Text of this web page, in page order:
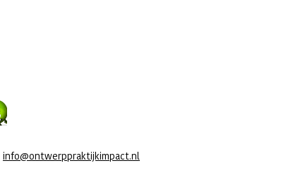
info@ontwerppraktijkimpact.nl